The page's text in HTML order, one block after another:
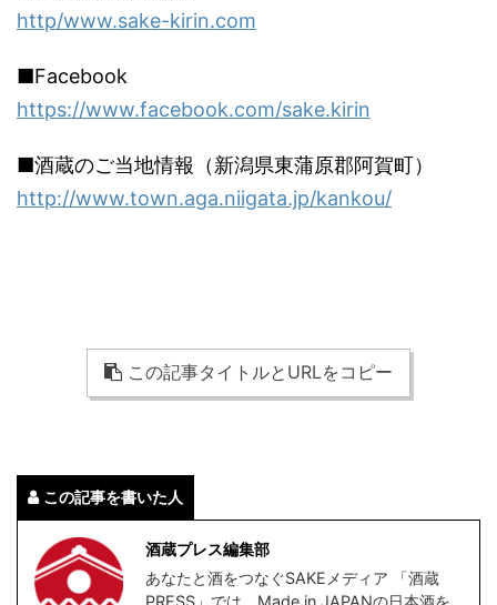
http/www.sake-kirin.com
■Facebook
https://www.facebook.com/sake.kirin
■酒蔵のご当地情報（新潟県東蒲原郡阿賀町）
http://www.town.aga.niigata.jp/kankou/
この記事タイトルとURLをコピー
この記事を書いた人
酒蔵プレス編集部
あなたと酒をつなぐSAKEメディア 「酒蔵
PRESS」では、Made in JAPANの日本酒を